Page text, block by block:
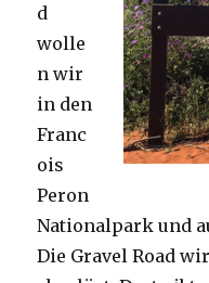
d
wolle
n wir
in den
Franc
ois
Peron
Nationalpark und
Die Gravel Road